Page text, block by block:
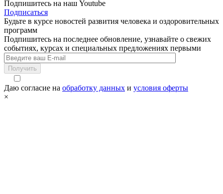
Подпишитесь на наш Youtube
Подписаться
Будьте в курсе новостей развития человека и оздоровительных
программ
Подпишитесь на последнее обновление, узнавайте о свежих
событиях, курсах и специальных предложениях первыми
Получить
Даю согласие на обработку данных и условия оферты
×